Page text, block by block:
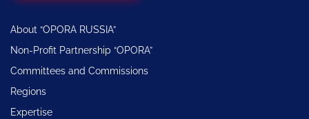
About “OPORA RUSSIA”
Non-Profit Partnership “OPORA”
Committees and Commissions
Regions
Expertise